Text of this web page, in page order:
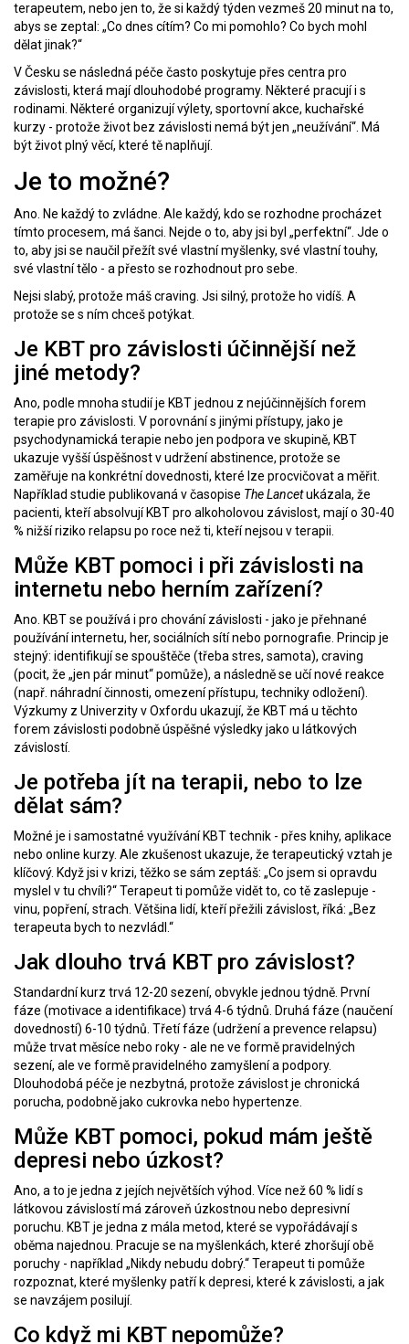
terapeutem, nebo jen to, že si každý týden vezmeš 20 minut na to,
abys se zeptal: „Co dnes cítím? Co mi pomohlo? Co bych mohl
dělat jinak?“
V Česku se následná péče často poskytuje přes centra pro
závislosti, která mají dlouhodobé programy. Některé pracují i s
rodinami. Některé organizují výlety, sportovní akce, kuchařské
kurzy - protože život bez závislosti nemá být jen „neužívání“. Má
být život plný věcí, které tě naplňují.
Je to možné?
Ano. Ne každý to zvládne. Ale každý, kdo se rozhodne procházet
tímto procesem, má šanci. Nejde o to, aby jsi byl „perfektní“. Jde o
to, aby jsi se naučil přežít své vlastní myšlenky, své vlastní touhy,
své vlastní tělo - a přesto se rozhodnout pro sebe.
Nejsi slabý, protože máš craving. Jsi silný, protože ho vidíš. A
protože se s ním chceš potýkat.
Je KBT pro závislosti účinnější než
jiné metody?
Ano, podle mnoha studií je KBT jednou z nejúčinnějších forem
terapie pro závislosti. V porovnání s jinými přístupy, jako je
psychodynamická terapie nebo jen podpora ve skupině, KBT
ukazuje vyšší úspěšnost v udržení abstinence, protože se
zaměřuje na konkrétní dovednosti, které lze procvičovat a měřit.
Například studie publikovaná v časopise The Lancetukázala, že
pacienti, kteří absolvují KBT pro alkoholovou závislost, mají o 30-40
% nižší riziko relapsu po roce než ti, kteří nejsou v terapii.
Může KBT pomoci i při závislosti na
internetu nebo herním zařízení?
Ano. KBT se používá i pro chování závislosti - jako je přehnané
používání internetu, her, sociálních sítí nebo pornografie. Princip je
stejný: identifikují se spouštěče (třeba stres, samota), craving
(pocit, že „jen pár minut“ pomůže), a následně se učí nové reakce
(např. náhradní činnosti, omezení přístupu, techniky odložení).
Výzkumy z Univerzity v Oxfordu ukazují, že KBT má u těchto
forem závislosti podobně úspěšné výsledky jako u látkových
závislostí.
Je potřeba jít na terapii, nebo to lze
dělat sám?
Možné je i samostatné využívání KBT technik - přes knihy, aplikace
nebo online kurzy. Ale zkušenost ukazuje, že terapeutický vztah je
klíčový. Když jsi v krizi, těžko se sám zeptáš: „Co jsem si opravdu
myslel v tu chvíli?“ Terapeut ti pomůže vidět to, co tě zaslepuje -
vinu, popření, strach. Většina lidí, kteří přežili závislost, říká: „Bez
terapeuta bych to nezvládl.“
Jak dlouho trvá KBT pro závislost?
Standardní kurz trvá 12-20 sezení, obvykle jednou týdně. První
fáze (motivace a identifikace) trvá 4-6 týdnů. Druhá fáze (naučení
dovedností) 6-10 týdnů. Třetí fáze (udržení a prevence relapsu)
může trvat měsíce nebo roky - ale ne ve formě pravidelných
sezení, ale ve formě pravidelného zamyšlení a podpory.
Dlouhodobá péče je nezbytná, protože závislost je chronická
porucha, podobně jako cukrovka nebo hypertenze.
Může KBT pomoci, pokud mám ještě
depresi nebo úzkost?
Ano, a to je jedna z jejích největších výhod. Více než 60 % lidí s
látkovou závislostí má zároveň úzkostnou nebo depresivní
poruchu. KBT je jedna z mála metod, které se vypořádávají s
oběma najednou. Pracuje se na myšlenkách, které zhoršují obě
poruchy - například „Nikdy nebudu dobrý.“ Terapeut ti pomůže
rozpoznat, které myšlenky patří k depresi, které k závislosti, a jak
se navzájem posilují.
Co když mi KBT nepomůže?